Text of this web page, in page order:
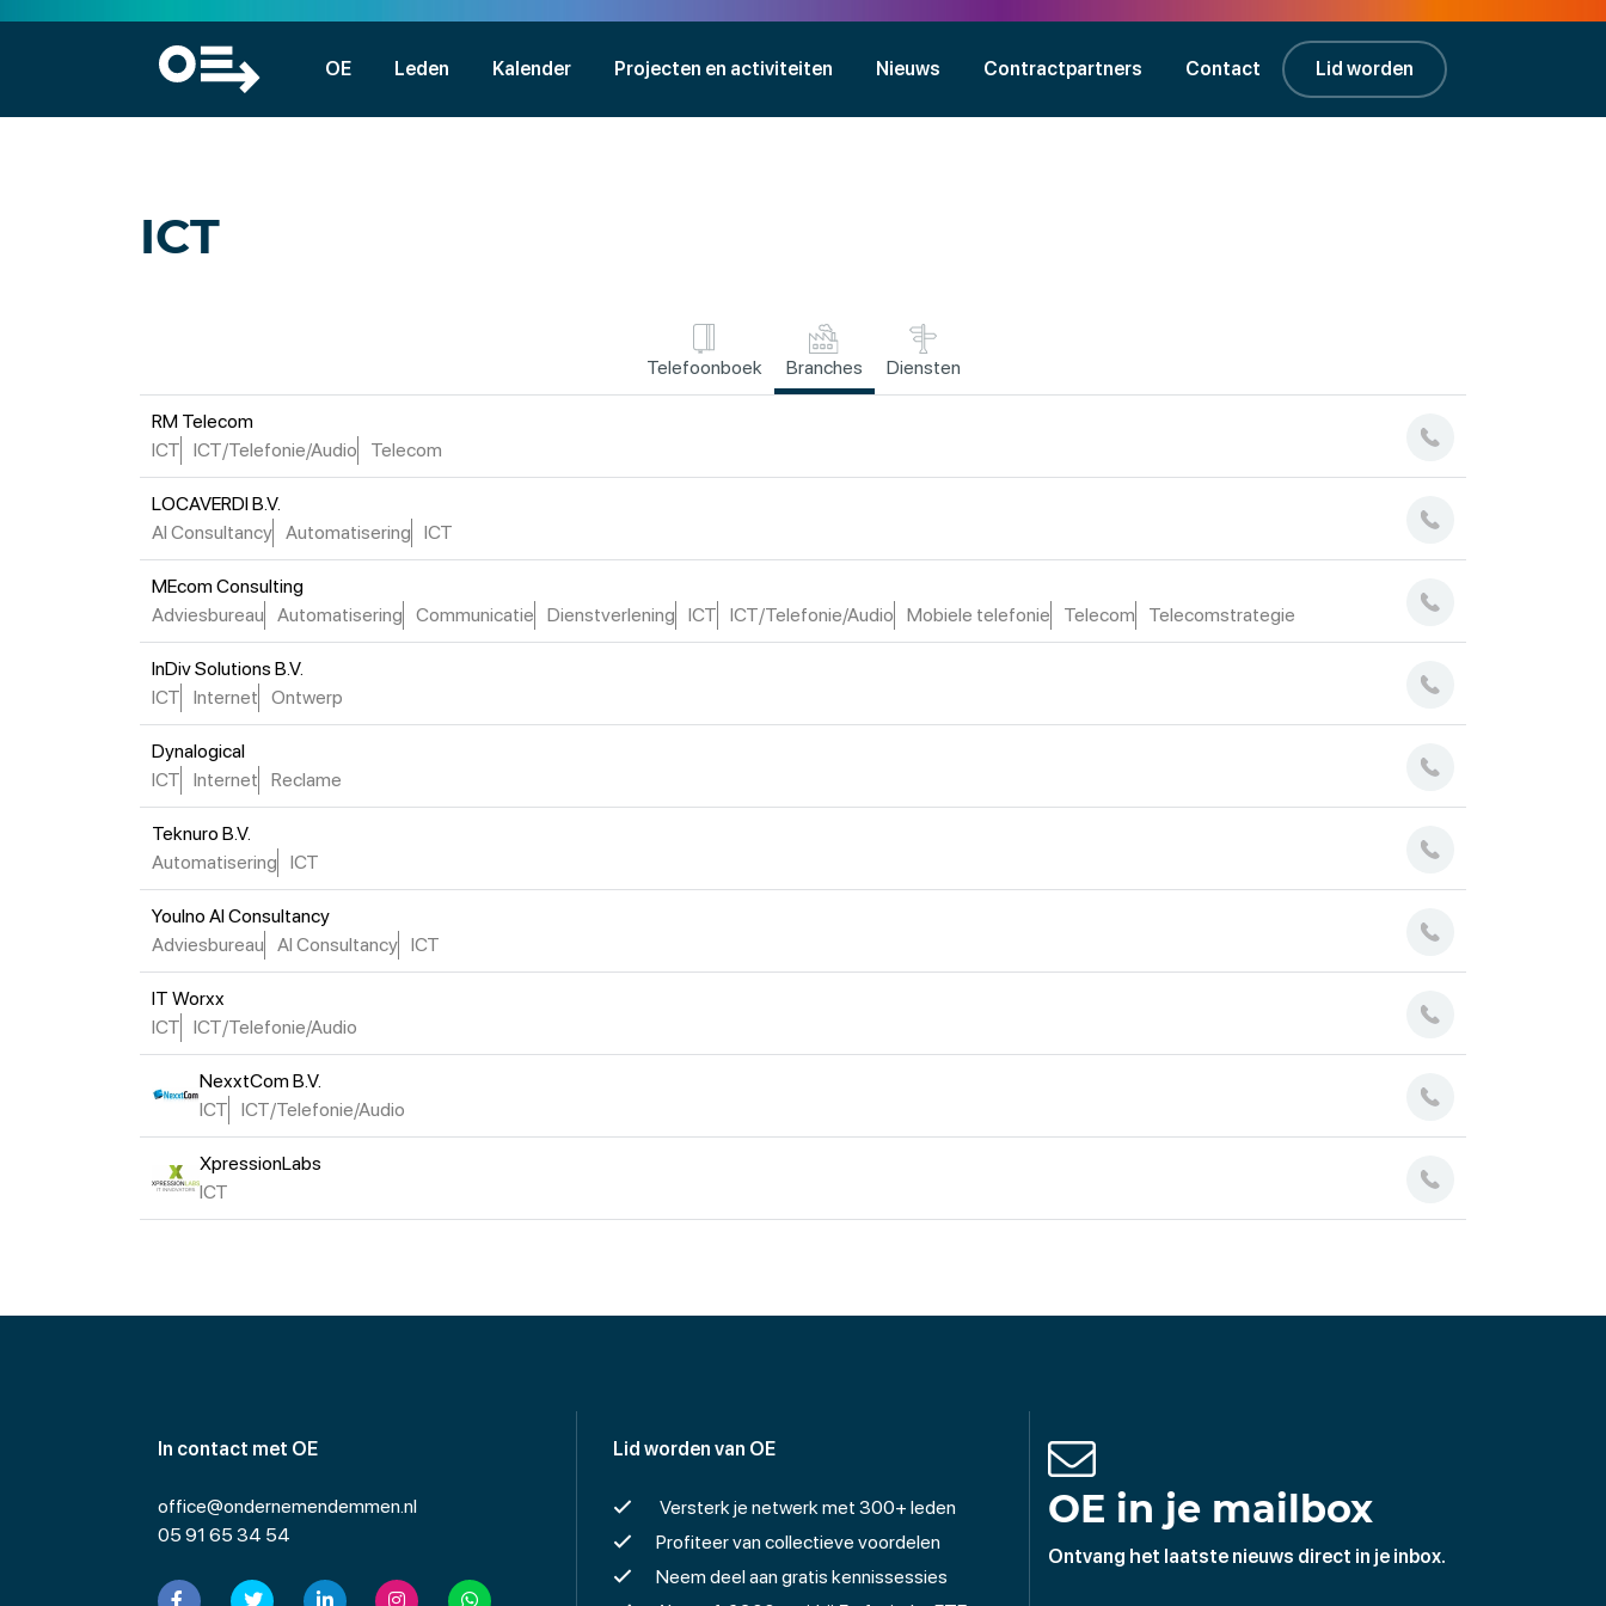
OE Leden Kalender Projecten en activiteiten Nieuws Contractpartners Contact Lid worden
ICT
Telefoonboek Branches Diensten
RM Telecom
ICT
ICT/Telefonie/Audio Telecom
LOCAVERDI B.V.
AI Consultancy Automatisering ICT
MEcom Consulting
Adviesbureau
Automatisering Communicatie Dienstverlening ICT ICT/Telefonie/Audio Mobiele telefonie Telecom Telecomstrategie
InDiv Solutions B.V.
ICT
Internet Ontwerp
Dynalogical
ICT
Internet Reclame
Teknuro B.V.
Automatisering
ICT
Youlno AI Consultancy
Adviesbureau
AI Consultancy ICT
IT Worxx
ICT
ICT/Telefonie/Audio
NexxtCom B.V.
ICT
ICT/Telefonie/Audio
XpressionLabs
ICT
In contact met OE
office@ondernemendemmen.nl
05 91 65 34 54
Lid worden van OE
Versterk je netwerk met 300+ leden
Profiteer van collectieve voordelen
Neem deel aan gratis kennissessies
OE in je mailbox
Ontvang het laatste nieuws direct in je inbox.